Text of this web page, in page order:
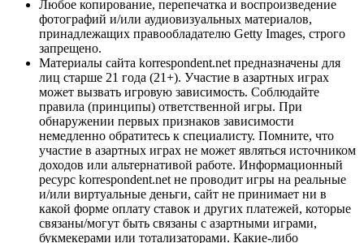
Любое копирование, перепечатка и воспроизведение
фотографий и/или аудиовизуальных материалов,
принадлежащих правообладателю Getty Images, строго
запрещено.
Материалы сайта korrespondent.net предназначены для
лиц старше 21 года (21+). Участие в азартных играх
может вызвать игровую зависимость. Соблюдайте
правила (принципы) ответственной игры. При
обнаружении первых признаков зависимости
немедленно обратитесь к специалисту. Помните, что
участие в азартных играх не может являться источником
доходов или альтернативой работе. Информационный
ресурс korrespondent.net не проводит игры на реальные
и/или виртуальные деньги, сайт не принимает ни в
какой форме оплату ставок и других платежей, которые
связаны/могут быть связаны с азартными играми,
букмекерами или тотализаторами. Какие-либо